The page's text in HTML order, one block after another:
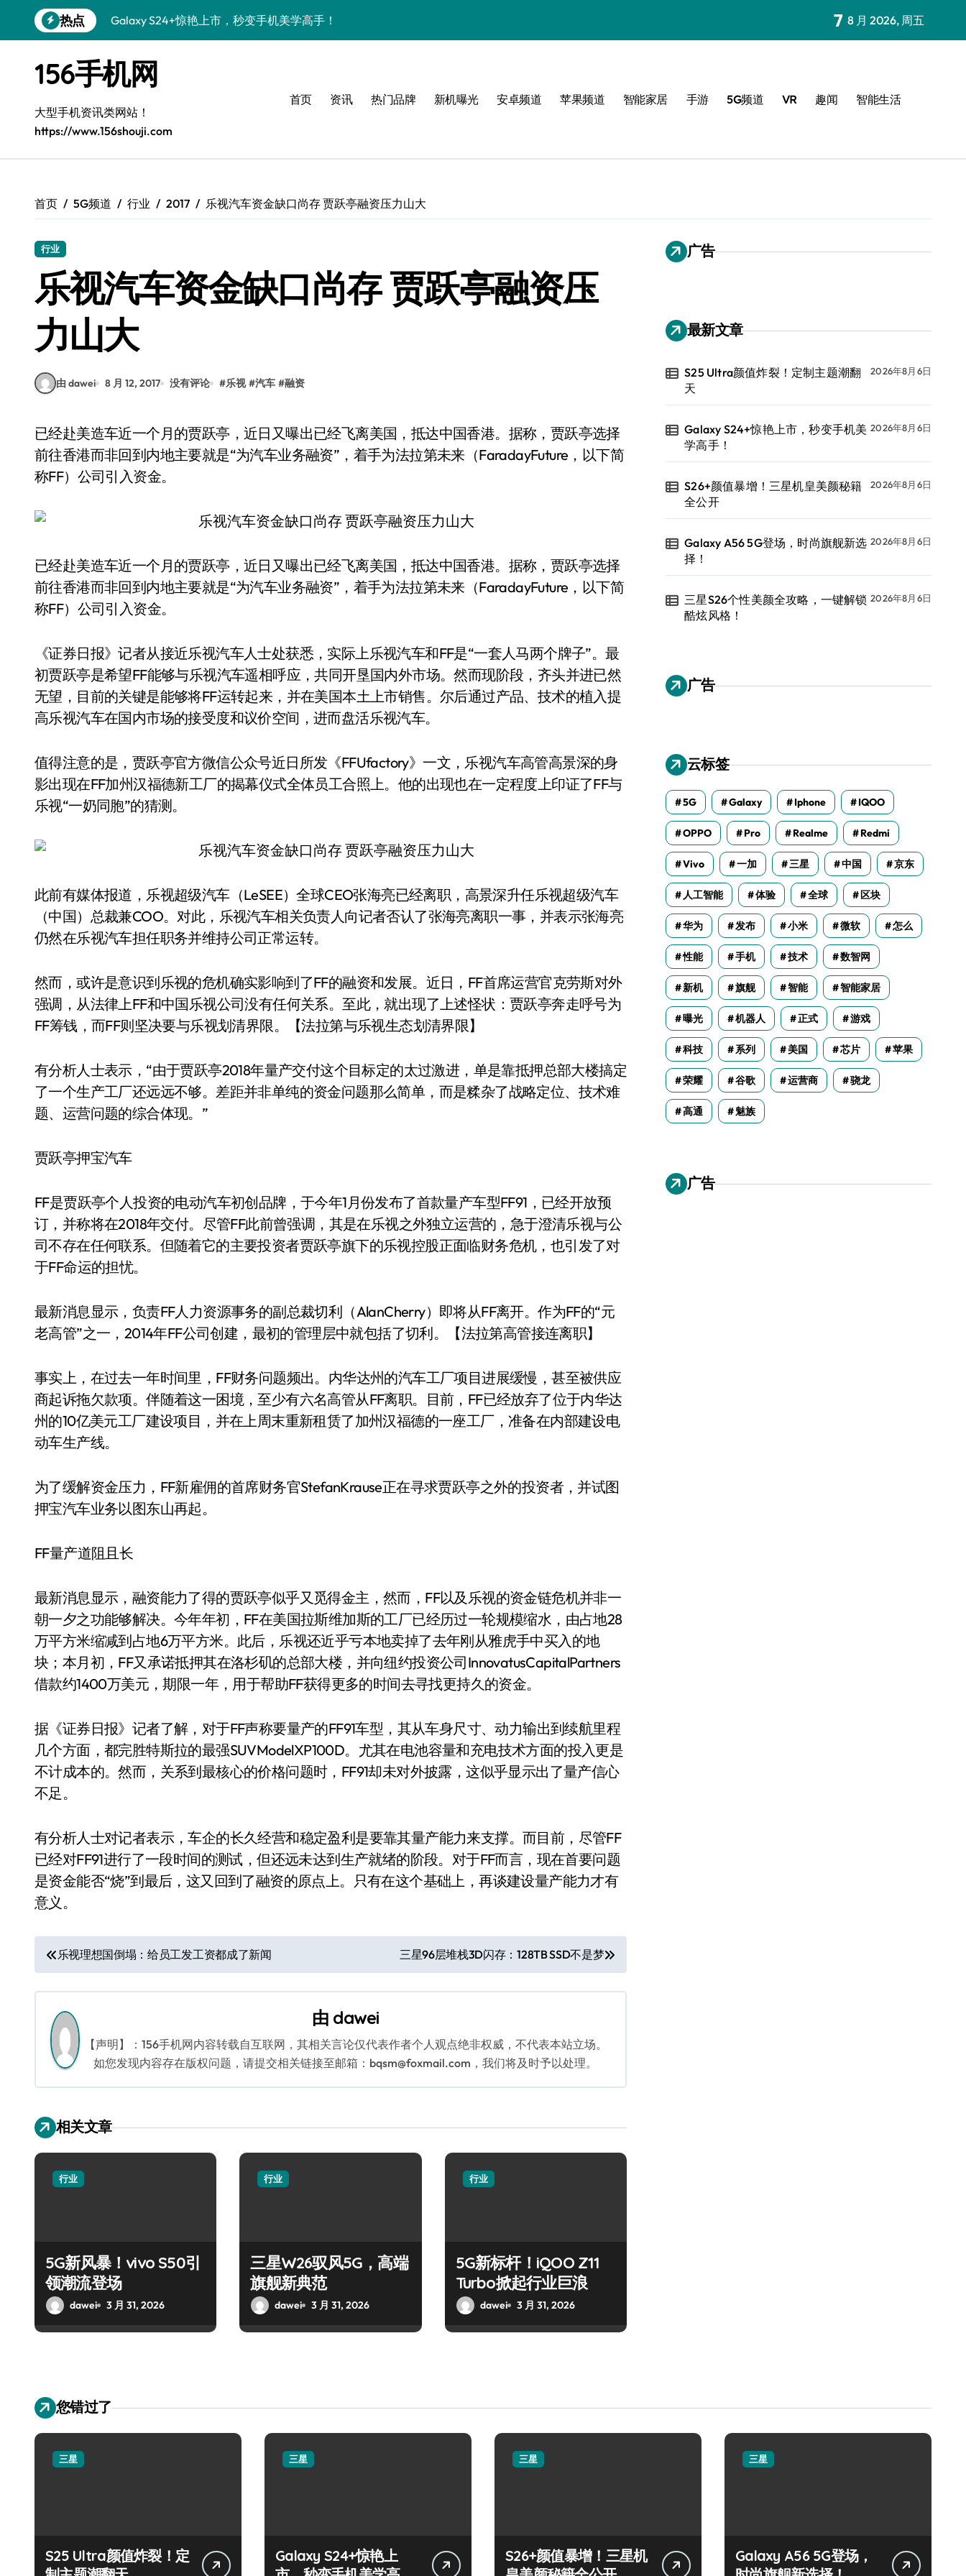
到
热点
Galaxy S24+惊艳上市，秒变手机美学高手！
Galaxy A56 5G登场，时尚旗舰新选择！
三星S26个性美颜全攻略，一键解锁酷炫风格！
S25美化秘籍：个性潮玩，炫酷加倍！
Galaxy C55 5G焕新秘籍：潮流定制，玩转无限可能
Galaxy Z Flip6：折叠时尚，一瞬惊艳
S25 Ultra颜值炸裂！定制主题潮翻天
7 8 月 2026, 周五
156手机网
大型手机资讯类网站！
https://www.156shouji.com
首页 资讯 热门品牌 新机曝光 安卓频道 苹果频道 智能家居 手游 5G频道 VR 趣闻 智能生活
首页 5G频道 行业 2017 乐视汽车资金缺口尚存 贾跃亭融资压力山大
行业
乐视汽车资金缺口尚存 贾跃亭融资压
力山大
由 dawei 8 月 12, 2017 没有评论 #乐视 #汽车 #融资
已经赴美造车近一个月的贾跃亭，近日又曝出已经飞离美国，抵达中国香港。据称，贾跃亭选择
前往香港而非回到内地主要就是“为汽车业务融资”，着手为法拉第未来（FaradayFuture，以下简
称FF）公司引入资金。
已经赴美造车近一个月的贾跃亭，近日又曝出已经飞离美国，抵达中国香港。据称，贾跃亭选择
前往香港而非回到内地主要就是“为汽车业务融资”，着手为法拉第未来（FaradayFuture，以下简
称FF）公司引入资金。
《证券日报》记者从接近乐视汽车人士处获悉，实际上乐视汽车和FF是“一套人马两个牌子”。最
初贾跃亭是希望FF能够与乐视汽车遥相呼应，共同开垦国内外市场。然而现阶段，齐头并进已然
无望，目前的关键是能够将FF运转起来，并在美国本土上市销售。尔后通过产品、技术的植入提
高乐视汽车在国内市场的接受度和议价空间，进而盘活乐视汽车。
值得注意的是，贾跃亭官方微信公众号近日所发《FFUfactory》一文，乐视汽车高管高景深的身
影出现在FF加州汉福德新工厂的揭幕仪式全体员工合照上。他的出现也在一定程度上印证了FF与
乐视“一奶同胞”的猜测。
此前有媒体报道，乐视超级汽车（LeSEE）全球CEO张海亮已经离职，高景深升任乐视超级汽车
（中国）总裁兼COO。对此，乐视汽车相关负责人向记者否认了张海亮离职一事，并表示张海亮
仍然在乐视汽车担任职务并维持公司正常运转。
然而，或许是意识到乐视的危机确实影响到了FF的融资和发展。近日，FF首席运营官克劳斯对外
强调，从法律上FF和中国乐视公司没有任何关系。至此，就出现了上述怪状：贾跃亭奔走呼号为
FF筹钱，而FF则坚决要与乐视划清界限。【法拉第与乐视生态划清界限】
有分析人士表示，“由于贾跃亭2018年量产交付这个目标定的太过激进，单是靠抵押总部大楼搞定
了一个生产工厂还远远不够。差距并非单纯的资金问题那么简单，而是糅杂了战略定位、技术难
题、运营问题的综合体现。”
贾跃亭押宝汽车
FF是贾跃亭个人投资的电动汽车初创品牌，于今年1月份发布了首款量产车型FF91，已经开放预
订，并称将在2018年交付。尽管FF此前曾强调，其是在乐视之外独立运营的，急于澄清乐视与公
司不存在任何联系。但随着它的主要投资者贾跃亭旗下的乐视控股正面临财务危机，也引发了对
于FF命运的担忧。
最新消息显示，负责FF人力资源事务的副总裁切利（AlanCherry）即将从FF离开。作为FF的“元
老高管”之一，2014年FF公司创建，最初的管理层中就包括了切利。【法拉第高管接连离职】
事实上，在过去一年时间里，FF财务问题频出。内华达州的汽车工厂项目进展缓慢，甚至被供应
商起诉拖欠款项。伴随着这一困境，至少有六名高管从FF离职。目前，FF已经放弃了位于内华达
州的10亿美元工厂建设项目，并在上周末重新租赁了加州汉福德的一座工厂，准备在内部建设电
动车生产线。
为了缓解资金压力，FF新雇佣的首席财务官StefanKrause正在寻求贾跃亭之外的投资者，并试图
押宝汽车业务以图东山再起。
FF量产道阻且长
最新消息显示，融资能力了得的贾跃亭似乎又觅得金主，然而，FF以及乐视的资金链危机并非一
朝一夕之功能够解决。今年年初，FF在美国拉斯维加斯的工厂已经历过一轮规模缩水，由占地28
万平方米缩减到占地6万平方米。此后，乐视还近乎亏本地卖掉了去年刚从雅虎手中买入的地
块；本月初，FF又承诺抵押其在洛杉矶的总部大楼，并向纽约投资公司InnovatusCapitalPartners
借款约1400万美元，期限一年，用于帮助FF获得更多的时间去寻找更持久的资金。
据《证券日报》记者了解，对于FF声称要量产的FF91车型，其从车身尺寸、动力输出到续航里程
几个方面，都完胜特斯拉的最强SUVModelXP100D。尤其在电池容量和充电技术方面的投入更是
不计成本的。然而，关系到最核心的价格问题时，FF91却未对外披露，这似乎显示出了量产信心
不足。
有分析人士对记者表示，车企的长久经营和稳定盈利是要靠其量产能力来支撑。而目前，尽管FF
已经对FF91进行了一段时间的测试，但还远未达到生产就绪的阶段。对于FF而言，现在首要问题
是资金能否“烧”到最后，这又回到了融资的原点上。只有在这个基础上，再谈建设量产能力才有
意义。
文
章
导
航
乐视理想国倒塌：给员工发工资都成了新闻 三星96层堆栈3D闪存：128TB SSD不是梦
由 dawei
【声明】：156手机网内容转载自互联网，其相关言论仅代表作者个人观点绝非权威，不代表本站立场。
如您发现内容存在版权问题，请提交相关链接至邮箱：bqsm@foxmail.com，我们将及时予以处理。
相关文章
行业
5G新风暴！vivo S50引
领潮流登场
dawei 3 月 31, 2026
行业
三星W26驭风5G，高端
旗舰新典范
dawei 3 月 31, 2026
行业
5G新标杆！iQOO Z11
Turbo掀起行业巨浪
dawei 3 月 31, 2026
广告
最新文章
S25 Ultra颜值炸裂！定制主题潮翻
天
2026年8月6日
Galaxy S24+惊艳上市，秒变手机美
学高手！
2026年8月6日
S26+颜值暴增！三星机皇美颜秘籍
全公开
2026年8月6日
Galaxy A56 5G登场，时尚旗舰新选
择！
2026年8月6日
三星S26个性美颜全攻略，一键解锁
酷炫风格！
2026年8月6日
广告
云标签
5G Galaxy Iphone IQOO
OPPO Pro Realme Redmi
Vivo 一加 三星 中国 京东
人工智能 体验 全球 区块
华为 发布 小米 微软 怎么
性能 手机 技术 数智网
新机 旗舰 智能 智能家居
曝光 机器人 正式 游戏
科技 系列 美国 芯片 苹果
荣耀 谷歌 运营商 骁龙
高通 魅族
广告
您错过了
三星
S25 Ultra颜值炸裂！定
三星
Galaxy S24+惊艳上
三星
S26+颜值暴增！三星机
三星
Galaxy A56 5G登场，